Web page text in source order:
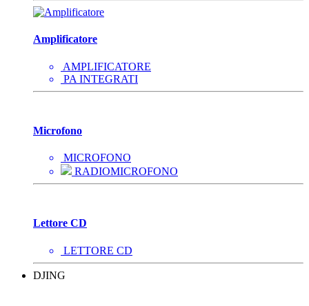
Amplificatore
AMPLIFICATORE
PA INTEGRATI
Microfono
MICROFONO
RADIOMICROFONO
Lettore CD
LETTORE CD
DJING